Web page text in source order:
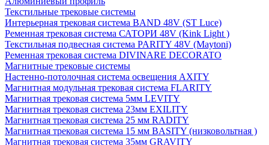
Текстильные трековые системы
Интерьерная трековая система BAND 48V (ST Luce)
Ременная трековая система САТОРИ 48V (Kink Light )
Текстильная подвесная система PARITY 48V (Maytoni)
Ременная трековая система DIVINARE DECORATO
Магнитные трековые системы
Настенно-потолочная система освещения AXITY
Магнитная модульная трековая система FLARITY
Магнитная трековая система 5мм LEVITY
Магнитная трековая система 23мм EXILITY
Магнитная трековая система 25 мм RADITY
Магнитная трековая система 15 мм BASITY (низковольтная )
Магнитная трековая система 35мм GRAVITY